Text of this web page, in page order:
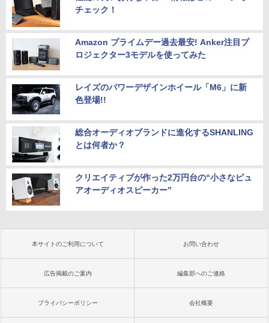
チェック！
Amazon プライムデー過去最安! Anker注目プ
ロジェクター3モデルを使ってみた
レイズのパワーデザインホイール「M6」に新
色登場!!
総合オーディオブランドに進化するSHANLING
とは何者か？
クリエイティブが作った2万円台の“小さなピュ
アオーディオスピーカー”
本サイトのご利用について お問い合わせ
広告掲載のご案内 編集部へのご連絡
プライバシーポリシー 会社概要